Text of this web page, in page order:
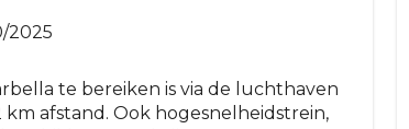
2025
te bereiken is via de luchthaven
km afstand. Ook hogesnelheidstrein,